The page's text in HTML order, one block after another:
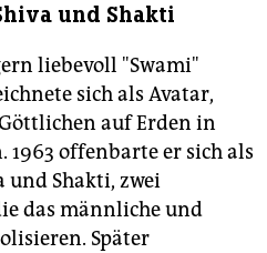
und Shakti
liebevoll "Swami"
sich als Avatar,
auf Erden in
1963 offenbarte er sich als
und Shakti, zwei
das männliche und
Später